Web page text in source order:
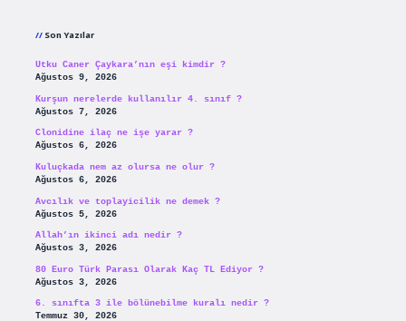
Son Yazılar
Utku Caner Çaykara’nın eşi kimdir ?
Ağustos 9, 2026
Kurşun nerelerde kullanılır 4. sınıf ?
Ağustos 7, 2026
Clonidine ilaç ne işe yarar ?
Ağustos 6, 2026
Kuluçkada nem az olursa ne olur ?
Ağustos 6, 2026
Avcılık ve toplayicilik ne demek ?
Ağustos 5, 2026
Allah’ın ikinci adı nedir ?
Ağustos 3, 2026
80 Euro Türk Parası Olarak Kaç TL Ediyor ?
Ağustos 3, 2026
6. sınıfta 3 ile bölünebilme kuralı nedir ?
Temmuz 30, 2026